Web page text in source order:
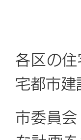
各区の
宅都市
市委員